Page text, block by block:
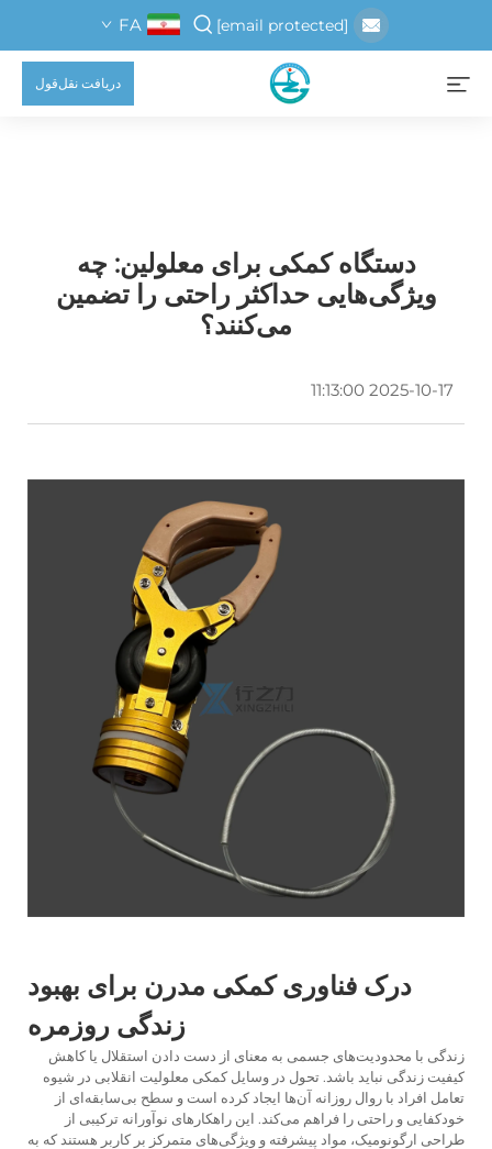
[email protected]
FA
دریافت نقل‌قول
دستگاه کمکی برای معلولین: چه
ویژگی‌هایی حداکثر راحتی را تضمین
می‌کنند؟
2025-10-17 11:13:00
درک فناوری کمکی مدرن برای بهبود
زندگی روزمره
زندگی با محدودیت‌های جسمی به معنای از دست دادن استقلال یا کاهش
کیفیت زندگی نباید باشد. تحول در وسایل کمکی معلولیت انقلابی در شیوه
تعامل افراد با روال روزانه آن‌ها ایجاد کرده است و سطح بی‌سابقه‌ای از
خودکفایی و راحتی را فراهم می‌کند. این راهکارهای نوآورانه ترکیبی از
طراحی ارگونومیک، مواد پیشرفته و ویژگی‌های متمرکز بر کاربر هستند که به